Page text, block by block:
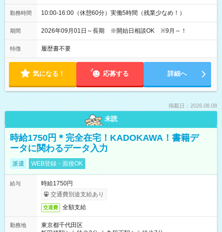
勤務時間 10:00-16:00（休憩60分）実働5時間（残業少なめ！）
期間 2026年09月01日～長期 ※開始日相談OK ※9月～！
特徴 履歴書不要
気になる！ 応募する 詳細へ
掲載日：2026.08.08
未読
時給1750円＊完全在宅！KADOKAWA！書籍デ
ータに関わるデータ入力
派遣 WEB登録・面接OK
給与
時給1750円
交通費別途支給あり
交通費 全額支給
勤務地
東京都千代田区